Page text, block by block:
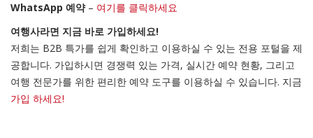
WhatsApp 예약 – 여기를 클릭하세요
여행사라면 지금 바로 가입하세요!
저희는 B2B 특가를 쉽게 확인하고 이용하실 수 있는 전용 포털을 제
공합니다. 가입하시면 경쟁력 있는 가격, 실시간 예약 현황, 그리고
여행 전문가를 위한 편리한 예약 도구를 이용하실 수 있습니다. 지금
가입 하세요!